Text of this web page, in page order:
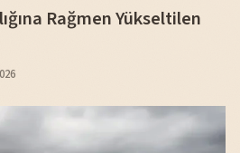
Rağmen Yükseltilen